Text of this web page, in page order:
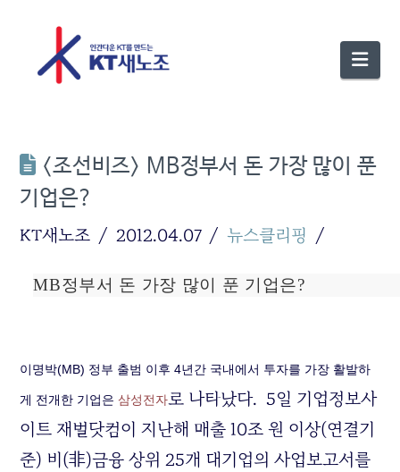
<조선비즈> MB정부서 돈 가장 많이 푼
기업은?
KT새노조 2012.04.07 뉴스클리핑
MB정부서 돈 가장 많이 푼 기업은?
이명박(MB) 정부 출범 이후 4년간 국내에서 투자를 가장 활발하
게 전개한 기업은삼성전자로 나타났다. 5일 기업정보사
이트 재벌닷컴이 지난해 매출 10조 원 이상(연결기
준) 비(非)금융 상위 25개 대기업의 사업보고서를